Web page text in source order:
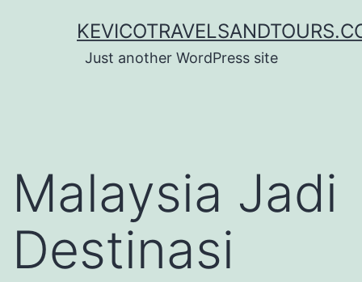
Just another WordPress site
Malaysia Jadi
Destinasi